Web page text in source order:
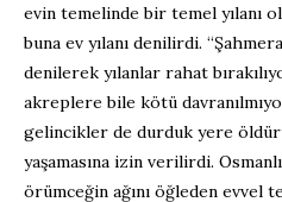
evin temelinde bir temel yılanı
buna ev yılanı denilirdi.
denilerek yılanlar rahat
akreplere bile kötü
gelincikler de durduk yere
yaşamasına izin verilirdi.
örümceğin ağını öğleden evvel